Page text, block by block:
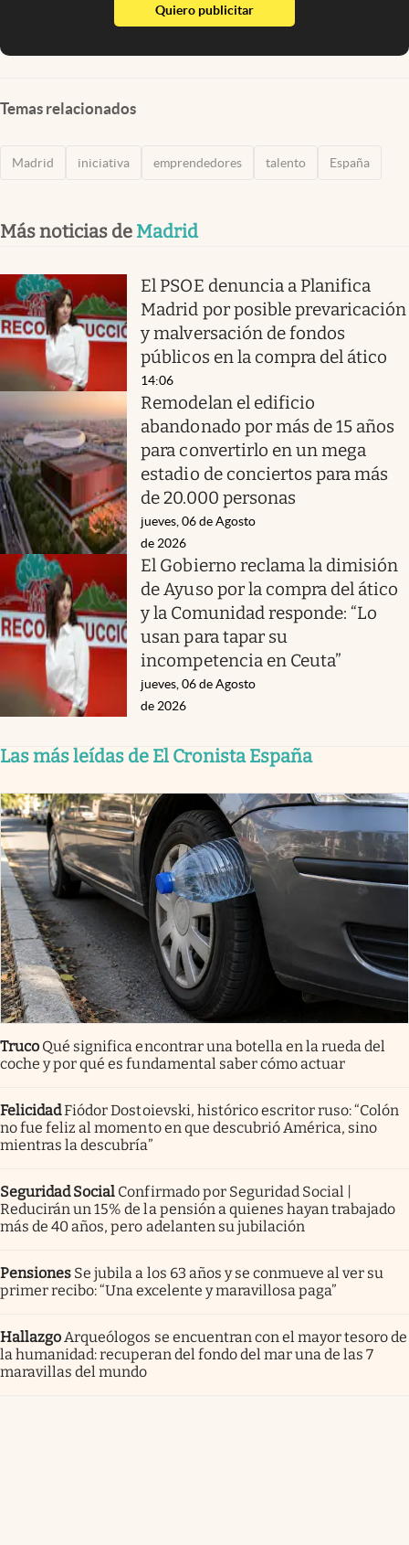
Quiero publicitarabre en nueva pestaña
Temas relacionados
Madrid iniciativa emprendedores talento España
Más noticias de Madrid
El PSOE denuncia a Planifica
Madrid por posible prevaricación
y malversación de fondos
públicos en la compra del ático
14:06
Remodelan el edificio
abandonado por más de 15 años
para convertirlo en un mega
estadio de conciertos para más
de 20.000 personas
jueves, 06 de Agosto
de 2026
El Gobierno reclama la dimisión
de Ayuso por la compra del ático
y la Comunidad responde: “Lo
usan para tapar su
incompetencia en Ceuta”
jueves, 06 de Agosto
de 2026
Las más leídas de El Cronista España
Truco Qué significa encontrar una botella en la rueda del
coche y por qué es fundamental saber cómo actuar
FelicidadFiódor Dostoievski, histórico escritor ruso: “Colón
no fue feliz al momento en que descubrió América, sino
mientras la descubría”
Seguridad Social Confirmado por Seguridad Social |
Reducirán un 15% de la pensión a quienes hayan trabajado
más de 40 años, pero adelanten su jubilación
Pensiones Se jubila a los 63 años y se conmueve al ver su
primer recibo: “Una excelente y maravillosa paga”
Hallazgo Arqueólogos se encuentran con el mayor tesoro de
la humanidad: recuperan del fondo del mar una de las 7
maravillas del mundo